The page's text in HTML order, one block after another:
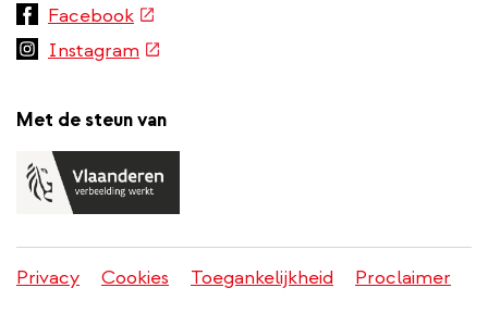
Facebook(externe
link)
Instagram (externe
Met de steun van
Juridisch
Privacy Cookies Toegankelijkheid Proclaimer